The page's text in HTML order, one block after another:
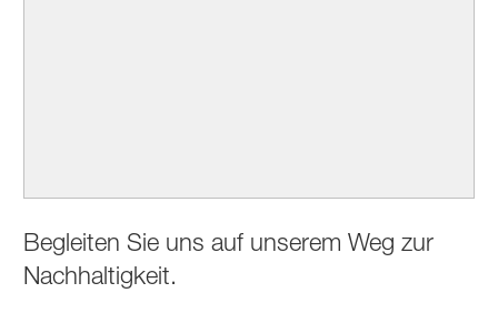
Begleiten Sie uns auf unserem Weg zur
Nachhaltigkeit.